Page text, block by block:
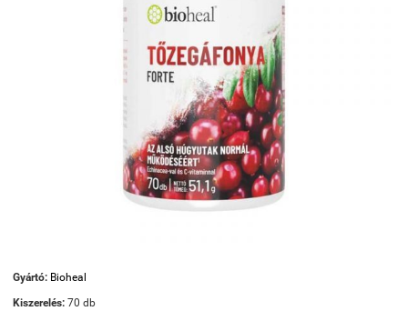
Gyártó: Bioheal
Kiszerelés: 70 db